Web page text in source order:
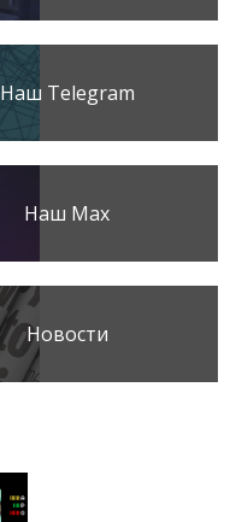
Наш Telegram
Наш Max
Новости